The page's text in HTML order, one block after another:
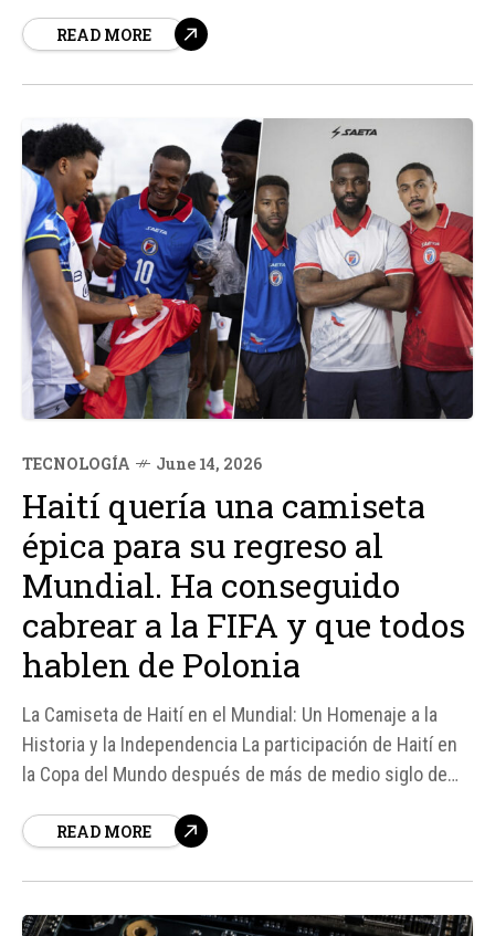
energía solar directamente del espacio. Este esfuerzo
READ MORE
TECNOLOGÍA June 14, 2026
Haití quería una camiseta
épica para su regreso al
Mundial. Ha conseguido
cabrear a la FIFA y que todos
hablen de Polonia
La Camiseta de Haití en el Mundial: Un Homenaje a la
Historia y la Independencia La participación de Haití en
la Copa del Mundo después de más de medio siglo de
embargo, lo que ha llamado la atención de todos no es...
READ MORE